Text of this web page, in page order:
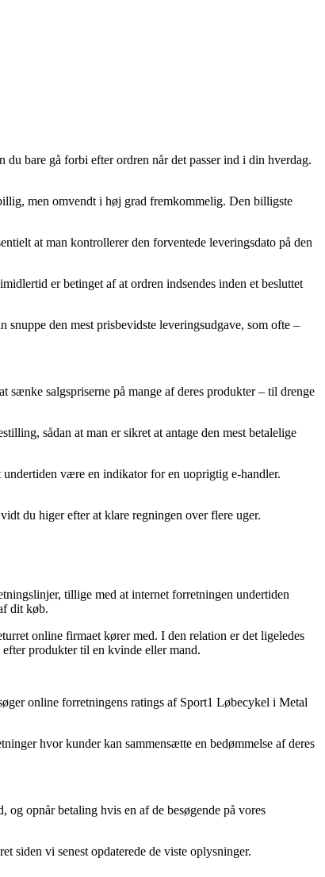
bare gå forbi efter ordren når det passer ind i din hverdag.
men omvendt i høj grad fremkommelig. Den billigste
at man kontrollerer den forventede leveringsdato på den
er betinget af at ordren indsendes inden et besluttet
den mest prisbevidste leveringsudgave, som ofte –
salgspriserne på mange af deres produkter – til drenge
sådan at man er sikret at antage den mest betalelige
være en indikator for en uoprigtig e-handler.
du higer efter at klare regningen over flere uger.
tillige med at internet forretningen undertiden
dit køb.
online firmaet kører med. I den relation er det ligeledes
produkter til en kvinde eller mand.
online forretningens ratings af Sport1 Løbecykel i Metal
hvor kunder kan sammensætte en bedømmelse af deres
opnår betaling hvis en af de besøgende på vores
siden vi senest opdaterede de viste oplysninger.